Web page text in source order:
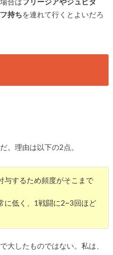
合はフリージアやジュピタ
持ち を連れて行くとよいだろ
。理由は以下の2点。
与するため頻度がそこまで
に低く、1戦闘に2~3回ほど
大したものではない。私は、